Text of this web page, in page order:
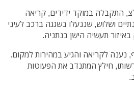
התקבלה במוקד ידידים, קריאה
ושלוש, שננעלו בשגגה ברכב לעיני
תעשיה הישן בנתניה.
נענה לקריאה והגיע במהירות למקום.
חילץ המתנדב את הפעוטות